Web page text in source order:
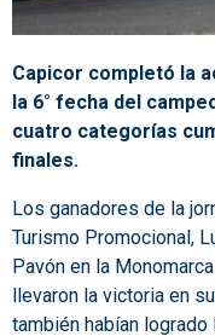
Capicor completó la
la 6° fecha del
cuatro categorías
finales.
Los ganadores de la
Turismo Promocional,
Pavón en la
llevaron la victoria en
también habían